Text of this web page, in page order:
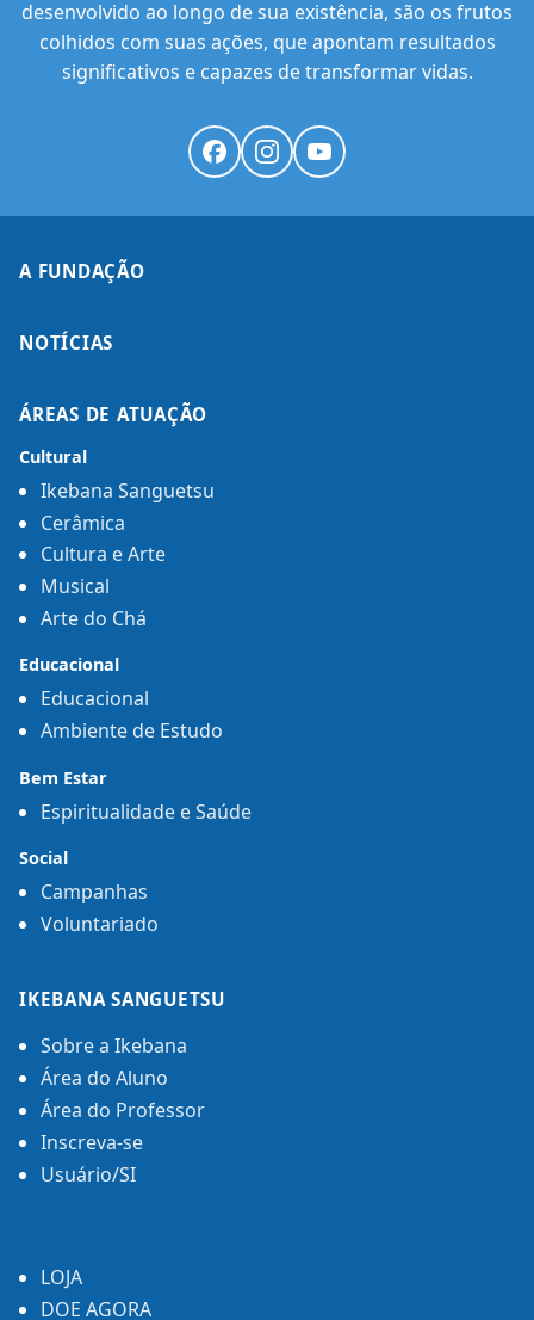
desenvolvido ao longo de sua existência, são os frutos
colhidos com suas ações, que apontam resultados
significativos e capazes de transformar vidas.
A FUNDAÇÃO
NOTÍCIAS
ÁREAS DE ATUAÇÃO
Cultural
Ikebana Sanguetsu
Cerâmica
Cultura e Arte
Musical
Arte do Chá
Educacional
Educacional
Ambiente de Estudo
Bem Estar
Espiritualidade e Saúde
Social
Campanhas
Voluntariado
IKEBANA SANGUETSU
Sobre a Ikebana
Área do Aluno
Área do Professor
Inscreva-se
Usuário/SI
LOJA
DOE AGORA